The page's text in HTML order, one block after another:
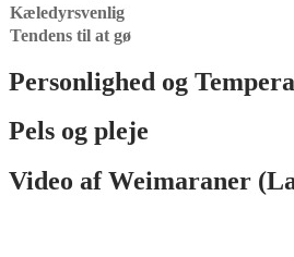
Kæledyrsvenlig
Tendens til at gø
Personlighed og
Pels og pleje
Video af Weimaraner